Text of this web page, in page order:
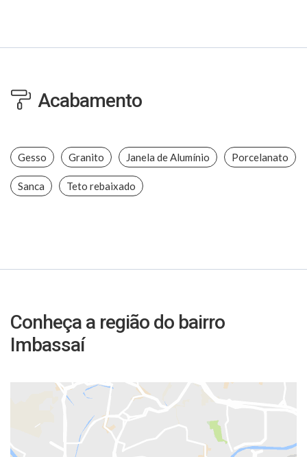
Acabamento
Gesso Granito Janela de Alumínio Porcelanato
Sanca Teto rebaixado
Conheça a região do bairro
Imbassaí